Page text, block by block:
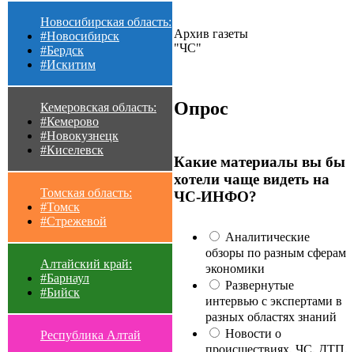
Новосибирская область:
#Новосибирск
#Бердск
#Искитим
Кемеровская область:
#Кемерово
#Новокузнецк
#Киселевск
Томская область:
#Томск
#Стрежевой
Алтайский край:
#Барнаул
#Бийск
Республика Алтай
Архив газеты
"ЧС"
Опрос
Какие материалы вы бы
хотели чаще видеть на
ЧС-ИНФО?
Аналитические
обзоры по разным сферам
экономики
Развернутые
интервью с экспертами в
разных областях знаний
Новости о
происшествиях, ЧС, ДТП,